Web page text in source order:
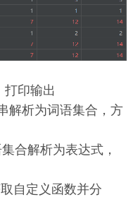
打印输出
解析为词语集合，方
合解析为表达式，
自定义函数并分